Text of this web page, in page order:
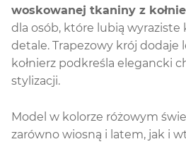
woskowanej tkaniny z
dla osób, które lubią wyraziste
detale. Trapezowy krój dodaje
kołnierz podkreśla elegancki
stylizacji.
Model w kolorze różowym
zarówno wiosną i latem, jak i